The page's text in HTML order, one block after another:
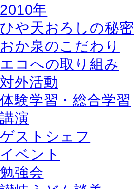
2010年
ひや天おろしの秘密
おか泉のこだわり
エコへの取り組み
対外活動
体験学習・総合学習
講演
ゲストシェフ
イベント
勉強会